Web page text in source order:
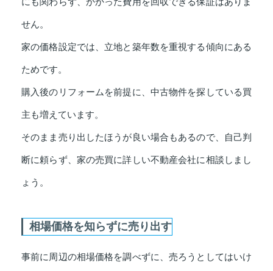
せん。
家の価格設定では、立地と築年数を重視する傾向にある
ためです。
購入後のリフォームを前提に、中古物件を探している買
主も増えています。
そのまま売り出したほうが良い場合もあるので、自己判
断に頼らず、家の売買に詳しい不動産会社に相談しまし
ょう。
相場価格を知らずに売り出す
事前に周辺の相場価格を調べずに、売ろうとしてはいけ